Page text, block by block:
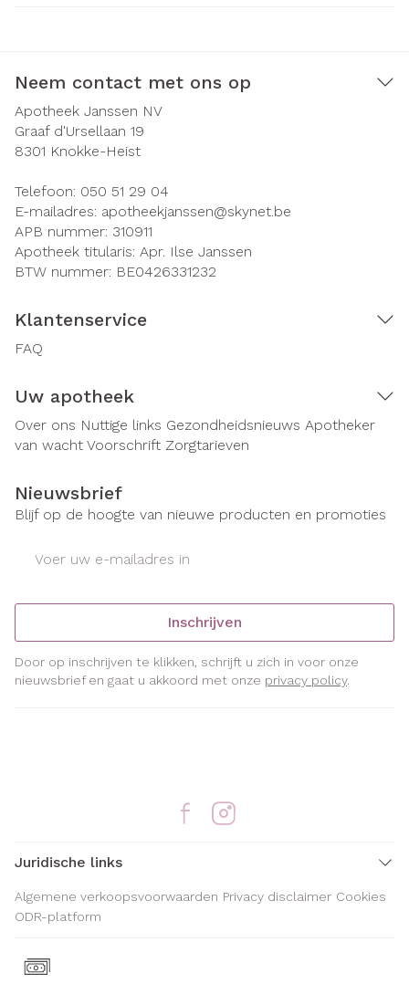
Neem contact met ons op
Apotheek Janssen NV
Graaf d'Ursellaan 19
8301 Knokke-Heist
Telefoon: 050 51 29 04
E-mailadres: apotheekjanssen@skynet.be
APB nummer: 310911
Apotheek titularis: Apr. Ilse Janssen
BTW nummer: BE0426331232
Klantenservice
FAQ
Uw apotheek
Over ons Nuttige links Gezondheidsnieuws Apotheker
van wacht Voorschrift Zorgtarieven
Nieuwsbrief
Blijf op de hoogte van nieuwe producten en promoties
Inschrijven
Door op inschrijven te klikken, schrijft u zich in voor onze
nieuwsbrief en gaat u akkoord met onze privacy policy.
Juridische links
Algemene verkoopsvoorwaarden Privacy disclaimer Cookies
ODR-platform